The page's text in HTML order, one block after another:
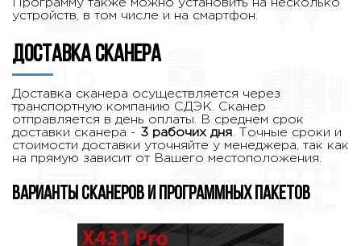
Программу также можно установить на несколько
устройств, в том числе и на смартфон.
Доставка сканера
Доставка сканера осуществляется через
транспортную компанию СДЭК. Сканер
отправляется в день оплаты. В среднем срок
доставки сканера - 3 рабочих дня . Точные сроки и
стоимости доставки уточняйте у менеджера, так как
на прямую зависит от Вашего местоположения.
Варианты сканеров и программных пакетов